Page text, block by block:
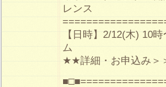
レンス
【日時】2/12(木) 10
ム
★★詳細・お申込み＞